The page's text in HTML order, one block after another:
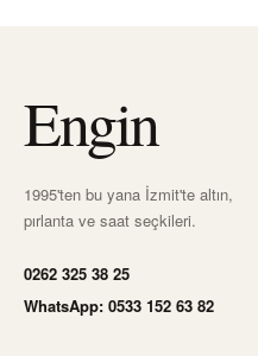
Engin
1995'ten bu yana İzmit'te altın,
pırlanta ve saat seçkileri.
0262 325 38 25
WhatsApp: 0533 152 63 82